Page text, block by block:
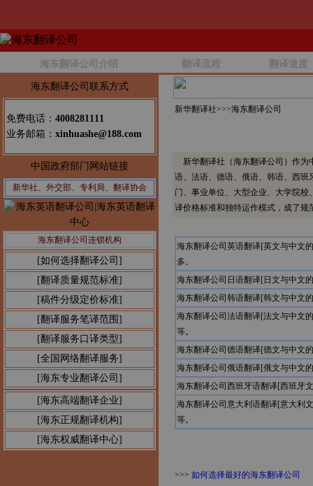
海东翻译公司介绍 翻译流程 翻译速度
海东翻译公司联系方式
免费电话： 4008281111
业务邮箱： xinhuashe@188.com
中国政府部门网站链接
新华社、外交部、专利局、翻译协会
海东翻译公司连锁机构
[如何选择翻译公司]
[翻译质量规范标准]
[稿件分级定价标准]
[翻译服务笔译范围]
[翻译服务口译类型]
[全国网络翻译服务]
[海东专业翻译公司]
[海东高端翻译企业]
[海东正规翻译机构]
[海东权威翻译中心]
新华翻译社>>>海东翻译公司
新华翻译社（海东翻译公司）作为
语、法语、德语、俄语、韩语、西
门、事业单位、大型企业、大学院
译价格标准和独特运作模式，成了
海东翻译公司英语翻译[英文与中文
多。
海东翻译公司日语翻译[日文与中文
海东翻译公司韩语翻译[韩文与中文
海东翻译公司法语翻译[法文与中文
等。
海东翻译公司德语翻译[德文与中文
海东翻译公司俄语翻译[俄文与中文
海东翻译公司西班牙语翻译[西班牙
海东翻译公司意大利语翻译[意大利
等。
>>> 如何选择最好的海东翻译公司